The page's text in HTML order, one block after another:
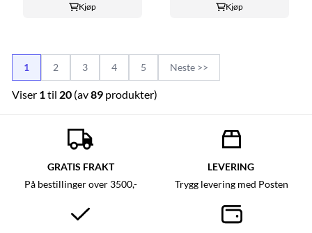
Kjøp Kjøp
1 2 3 4 5 Neste >>
Viser 1 til 20(av89produkter)
GRATIS FRAKT
På bestillinger over 3500,-
LEVERING
Trygg levering med Posten